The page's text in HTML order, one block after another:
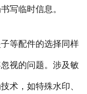
写临时信息。
等配件的选择同样
视的问题。涉及敏
术，如特殊水印、